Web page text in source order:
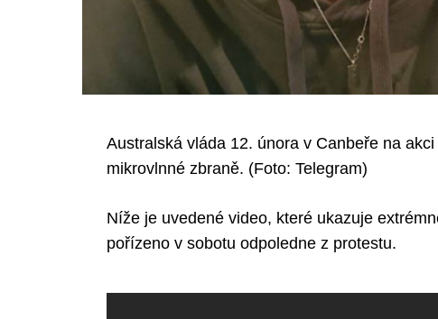
Australská vláda 12. února v Canbeře na
mikrovlnné zbraně. (Foto: Telegram)
Níže je uvedené video, které ukazuje
pořízeno v sobotu odpoledne z protestu.